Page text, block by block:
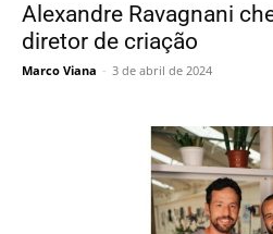
Alexandre Ravagnani
diretor de criação
Marco Viana - 3 de abril de 2024